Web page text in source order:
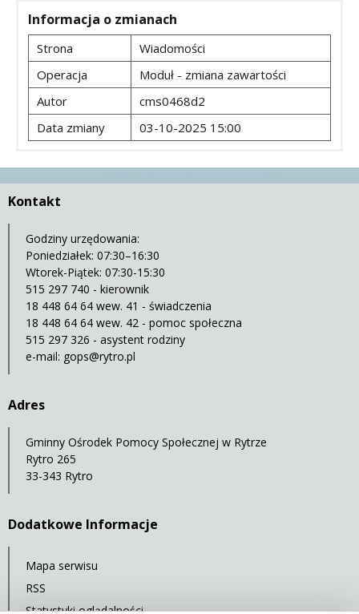
Informacja o zmianach
Strona
Wiadomości
Operacja
Moduł - zmiana zawartości
Autor
cms0468d2
Data zmiany
03-10-2025 15:00
Kontakt
Godziny urzędowania:
Poniedziałek: 07:30–16:30
Wtorek-Piątek: 07:30-15:30
515 297 740 - kierownik
18 448 64 64 wew. 41 - świadczenia
18 448 64 64 wew. 42 - pomoc społeczna
515 297 326 - asystent rodziny
e-mail: gops@rytro.pl
Adres
Gminny Ośrodek Pomocy Społecznej w Rytrze
Rytro 265
33-343 Rytro
Dodatkowe Informacje
Mapa serwisu
RSS
Statystyki oglądalności